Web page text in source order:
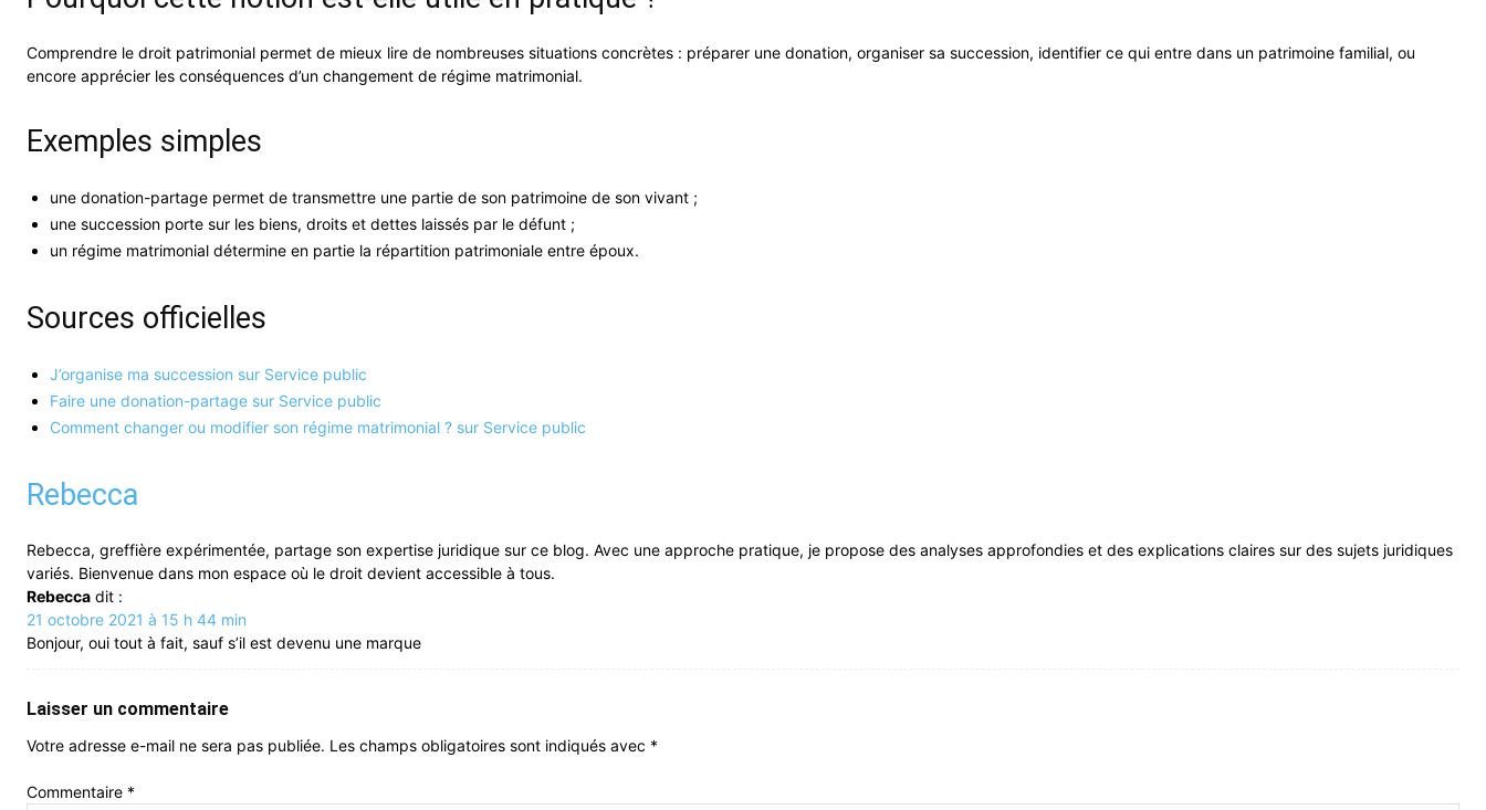
Comprendre le droit patrimonial permet de mieux lire de nombreuses situations concrètes : préparer une donation, organiser sa succession, identifier ce qui entre dans un patrimoine familial, ou
encore apprécier les conséquences d’un changement de régime matrimonial.
Exemples simples
une donation-partage permet de transmettre une partie de son patrimoine de son vivant ;
une succession porte sur les biens, droits et dettes laissés par le défunt ;
un régime matrimonial détermine en partie la répartition patrimoniale entre époux.
Sources officielles
J’organise ma succession sur Service public
Faire une donation-partage sur Service public
Comment changer ou modifier son régime matrimonial ? sur Service public
Rebecca
Rebecca, greffière expérimentée, partage son expertise juridique sur ce blog. Avec une approche pratique, je propose des analyses approfondies et des explications claires sur des sujets juridiques
variés. Bienvenue dans mon espace où le droit devient accessible à tous.
Rebecca dit :
21 octobre 2021 à 15 h 44 min
Bonjour, oui tout à fait, sauf s’il est devenu une marque
Laisser un commentaire
Votre adresse e-mail ne sera pas publiée. Les champs obligatoires sont indiqués avec *
Commentaire *